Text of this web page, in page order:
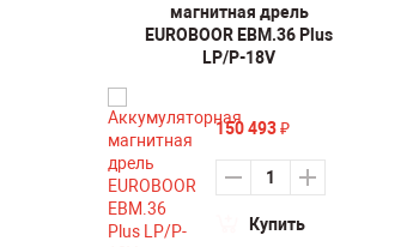
магнитная дрель
EUROBOOR EBM.36 Plus
LP/P-18V
150 493 ₽
Купить